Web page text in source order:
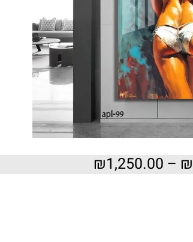
₪
–
₪1,250.00